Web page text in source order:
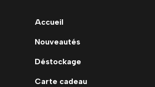
Accueil
Nouveautés
Déstockage
Carte cadeau